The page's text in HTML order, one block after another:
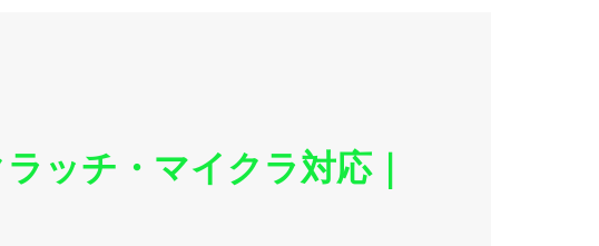
ッチ・マイクラ対応｜